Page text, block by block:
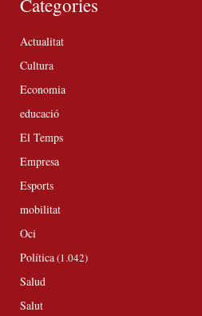
Actualitat
Cultura
Economia
educació
El Temps
Empresa
Esports
mobilitat
Oci
Política(1.042)
Salud
Salut